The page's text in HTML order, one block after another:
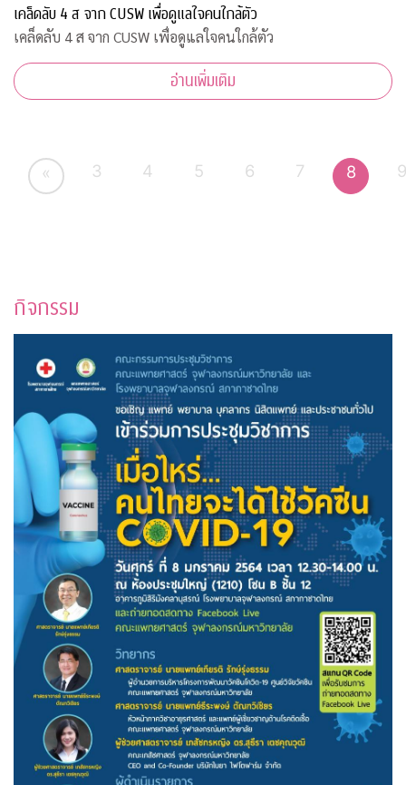
เคล็ดลับ 4 ส จาก CUSW เพื่อดูแลใจคนใกล้ตัว
เคล็ดลับ 4 ส จาก CUSW เพื่อดูแลใจคนใกล้ตัว
อ่านเพิ่มเติม
« 3 4 5 6 7 8 9
กิจกรรม